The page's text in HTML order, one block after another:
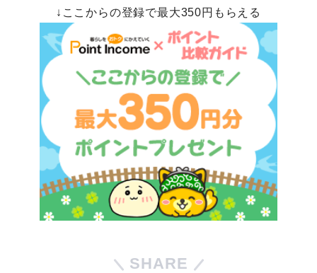
↓ここからの登録で最大350円もらえる
SHARE